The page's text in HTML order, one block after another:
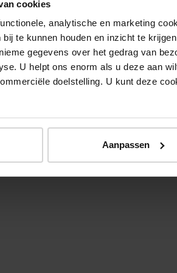
cookies
analytische en marketing
te kunnen houden en inzicht te
gegevens over het gedrag van
U helpt ons enorm als u deze aan
doelstelling. U kunt deze
Aanpassen
ons Doneer nu Disclaimer Contact